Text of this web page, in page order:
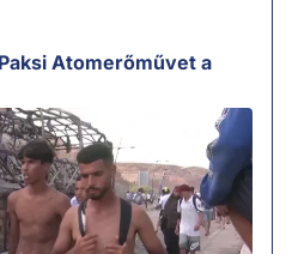
Atomerőművet a